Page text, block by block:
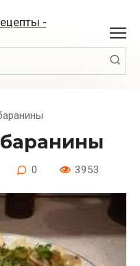
0 3953